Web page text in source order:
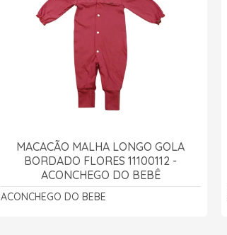
MACACÃO MALHA LONGO GOLA
BORDADO FLORES 11100112 -
ACONCHEGO DO BEBÊ
ACONCHEGO DO BEBE